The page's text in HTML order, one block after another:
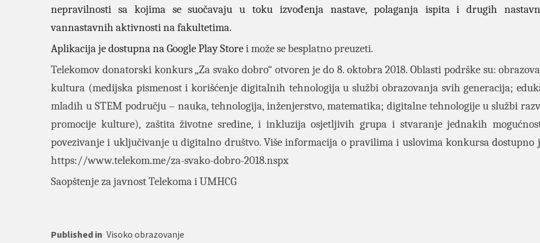
nepravilnosti sa kojima se suočavaju u toku izvođenja nastave, polaganja ispita i drugih
vannastavnih aktivnosti na fakultetima.
Aplikacija je dostupna na Google Play Storei može se besplatno preuzeti.
Telekomov donatorski konkurs „Za svako dobro“ otvoren je do 8. oktobra 2018. Oblasti podrške su:
kultura (medijska pismenost i korišćenje digitalnih tehnologija u službi obrazovanja svih generacija;
mladih u STEM području – nauka, tehnologija, inženjerstvo, matematika; digitalne tehnologije u službi
promocije kulture), zaštita životne sredine, i inkluzija osjetljivih grupa i stvaranje jednakih
povezivanje i uključivanje u digitalno društvo. Više informacija o pravilima i uslovima konkursa dostupno
https://www.telekom.me/za-svako-dobro-2018.nspx
Saopštenje za javnost Telekoma i UMHCG
Published in Visoko obrazovanje